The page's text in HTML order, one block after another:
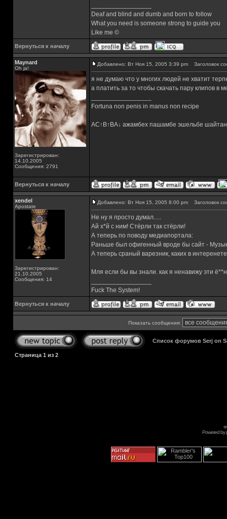
Deaf and blind and dumb and born to follow
What you need is someone strong to guide you
Like me ©
Вернуться к началу
Maynard
Oh ja!
Зарегистрирован:
14.10.2005
Сообщения: 2791
Добавлено: Вт Ноя 15, 2005 3:39 pm Заголовок
я не думаю что у многих людей не хватит
а платить за то чтобы скачать пару клипов в
Fortuna non penis in manus non recipe
AC↑B↑BA↓ ажамбех пашамбе эшельбе
Вернуться к началу
xendel
Apostate
Зарегистрирован:
21.10.2005
Сообщения: 14
Добавлено: Вт Ноя 15, 2005 8:00 pm Заголовок
Не ну я просто думал.....
Ай х*й с ним! Стёрли так стёрли!
А теперь по поводу медиапортала:
Раньше был офигенный вроде бы сайт -
А теперь сраный варезник, каких в
Мля если бы вы знали. как я ненавижу эти
Fuck The System!
Вернуться к началу
Показать сообщения:
Список форумов Serj on
Страница 1 из 2
Powered by